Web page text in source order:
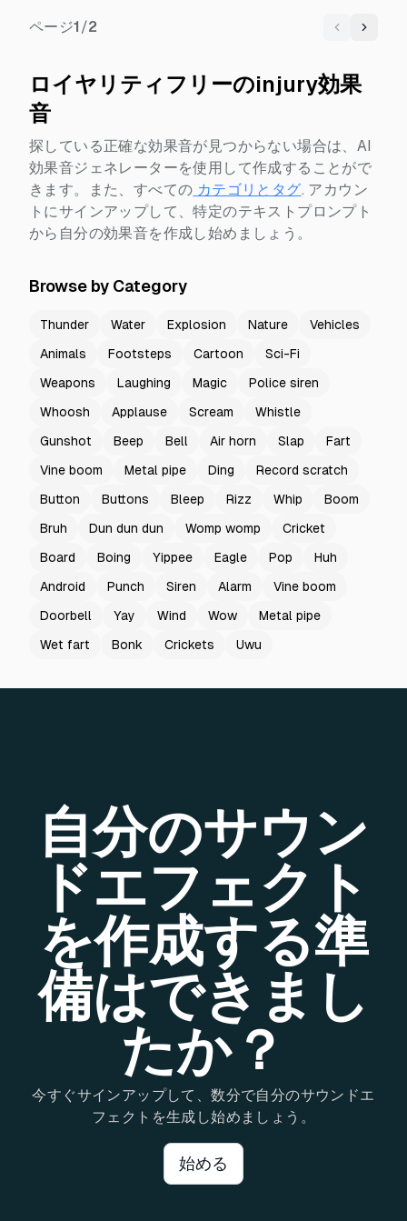
ページ1 /2 Previous
Next
ロイヤリティフリーのinjury効果
音
探している正確な効果音が見つからない場合は、AI
効果音ジェネレーターを使用して作成することがで
きます。また、すべての カテゴリとタグ. アカウン
トにサインアップして、特定のテキストプロンプト
から自分の効果音を作成し始めましょう。
Browse by Category
Thunder Water Explosion Nature
Vehicles
Animals
Footsteps Cartoon
Sci-Fi
Weapons
Laughing Magic
Police siren
Whoosh
Applause Scream
Whistle
Gunshot
Beep Bell Air horn Slap
Fart
Vine boom
Metal pipe Ding
Record scratch
Button
Buttons Bleep Rizz Whip
Boom
Bruh
Dun dun dun Womp womp
Cricket
Board
Boing Yippee Eagle Pop
Huh
Android
Punch Siren Alarm
Vine boom
Doorbell
Yay Wind Wow
Metal pipe
Wet fart
Bonk Crickets Uwu
自分のサウン
ドエフェクト
を作成する準
備はできまし
たか？
今すぐサインアップして、数分で自分のサウンドエ
フェクトを生成し始めましょう。
始める